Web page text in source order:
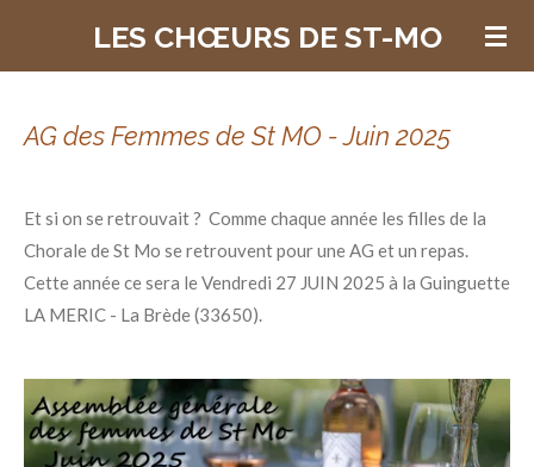
principal
LES CHŒURS DE ST-MO
AG des Femmes de St MO - Juin 2025
Et si on se retrouvait ? Comme chaque année les filles de la
Chorale de St Mo se retrouvent pour une AG et un repas.
Cette année ce sera le Vendredi 27 JUIN 2025 à la Guinguette
LA MERIC - La Brède (33650).